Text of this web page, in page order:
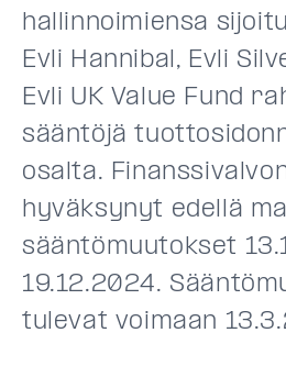
hallinnoimiensa
Evli Hannibal, Evli
Evli UK Value Fund
sääntöjä
osalta.
hyväksynyt edellä
sääntömuutokset
19.12.2024.
tulevat voimaan